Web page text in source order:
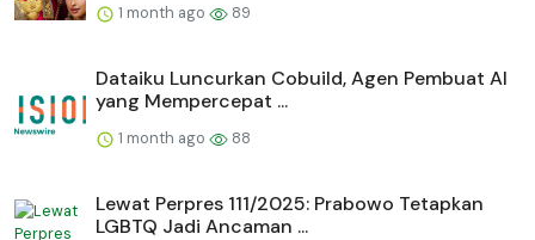
1 month ago 89
Dataiku Luncurkan Cobuild, Agen Pembuat AI
yang Mempercepat ...
1 month ago 88
Lewat Perpres 111/2025: Prabowo Tetapkan
LGBTQ Jadi Ancaman ...